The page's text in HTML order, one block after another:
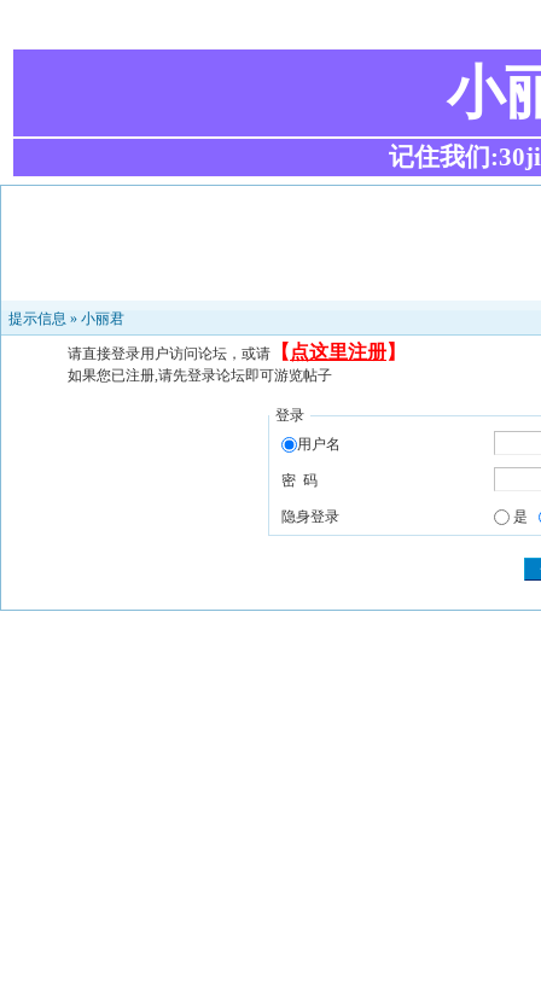
小
记住我们
提示信息 » 小丽君
请直接登录用户访问论坛，或请 【 点这里注册】
如果您已注册,请先登录论坛即可游览帖子
登录
用户名
密 码
隐身登录 是